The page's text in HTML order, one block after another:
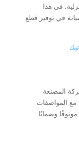
في هذا
في توفير قطع
المصنعة
مع المواصفات
موثوقًا وضمانًا